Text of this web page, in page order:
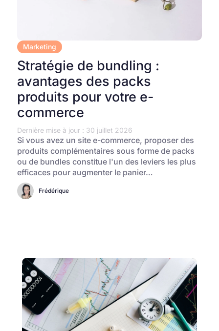
Marketing
Stratégie de bundling :
avantages des packs
produits pour votre e-
commerce
Dernière mise à jour : 30 juillet 2026
Si vous avez un site e-commerce, proposer des
produits complémentaires sous forme de packs
ou de bundles constitue l'un des leviers les plus
efficaces pour augmenter le panier…
Frédérique